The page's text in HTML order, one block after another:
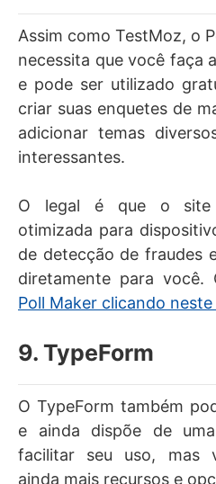
Assim como TestMoz, o
necessita que você faça
e pode ser utilizado
criar suas enquetes de
adicionar temas
interessantes.
O legal é que o site
otimizada para
de detecção de fraudes
diretamente para você.
Poll Maker clicando neste
9. TypeForm
O TypeForm também
e ainda dispõe de
facilitar seu uso, mas
ainda mais recursos e